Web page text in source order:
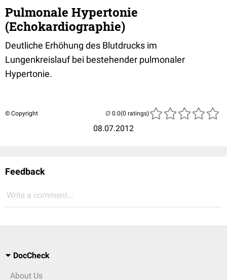
Pulmonale Hypertonie
(Echokardiographie)
Deutliche Erhöhung des Blutdrucks im
Lungenkreislauf bei bestehender pulmonaler
Hypertonie.
© Copyright
08.07.2012
(0 ratings)
Feedback
Write a comment...
DocCheck
About Us